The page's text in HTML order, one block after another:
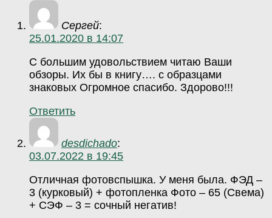
Сергей:
25.01.2020 в 14:07
С большим удовольствием читаю Ваши
обзоры. Их бы в книгу…. с образцами
знаковых Огромное спасибо. Здорово!!!
Ответить
desdichado:
03.07.2022 в 19:45
Отличная фотовспышка. У меня была. ФЭД –
3 (курковый) + фотопленка Фото – 65 (Свема)
+ СЭФ – 3 = сочный негатив!